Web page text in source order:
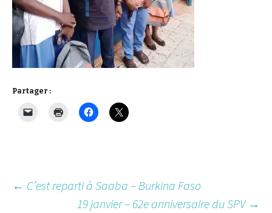
Partager :
Post
← C’est reparti à Saaba – Burkina Faso
19 janvier – 62e anniversaire du SPV →